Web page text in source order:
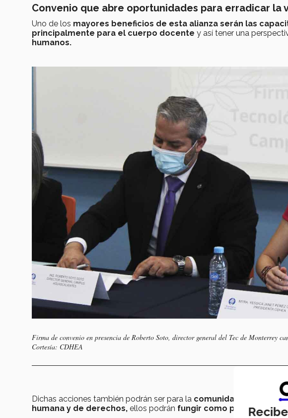
Convenio que abre oportunidades para erradicar la
Uno de los mayores beneficios de esta alianza serán las
principalmente para el cuerpo docente y así tener una
humanos.
Firma de convenio en presencia de Roberto Soto, director general del Tec de Monterrey
Cortesía: CDHEA
Dichas acciones también podrán ser para la comunidad
humana y de derechos, ellos podrán fungir como promotores.